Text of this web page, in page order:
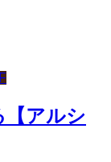
【アルシ